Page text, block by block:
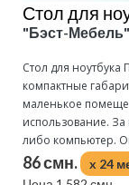
Стол для
"Бэст-
Стол для
компактные
маленькое
использование.
либо компьютер.
86 смн.
x 24